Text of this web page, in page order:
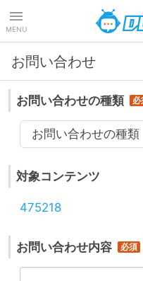
MENU
お問い合わせ
お問い合わせの種類
お問い合わせの種類
対象コンテンツ
475218
お問い合わせ内容